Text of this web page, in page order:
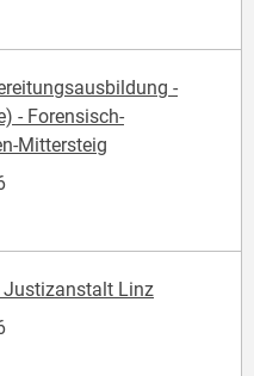
-
- Forensisch-
Mittersteig
Justizanstalt Linz